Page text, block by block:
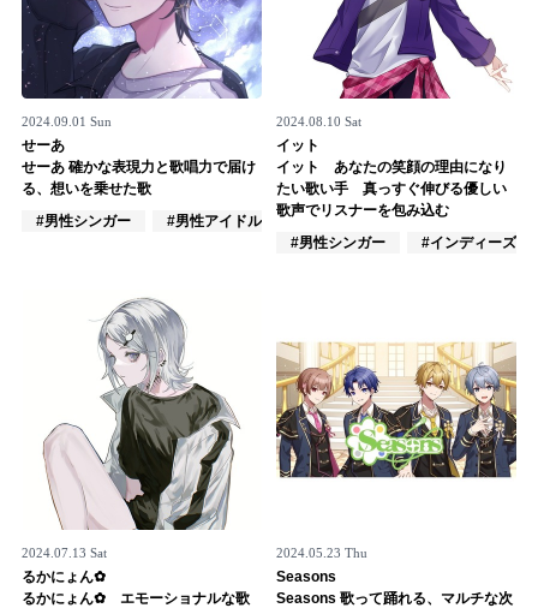
ぶいクラ！by muevo
ぶいコミュ！by muevo
ぶいマガ！ by muevo
2024.09.01 Sun
せーあ
せーあ 確かな表現力と歌唱力で届け
る、想いを乗せた歌
#男性シンガー
#男性アイドル #VOCALOID
2024.08.10 Sat
イット
イット あなたの笑顔の理由になり
たい歌い手 真っすぐ伸びる優しい
歌声でリスナーを包み込む
#男性シンガー
#インディーズ
2024.07.13 Sat
るかにょん✿
るかにょん✿ エモーショナルな歌
2024.05.23 Thu
Seasons
Seasons 歌って踊れる、マルチな次